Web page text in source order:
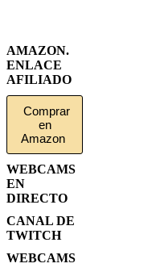
AMAZON.
ENLACE
AFILIADO
Comprar
en
Amazon
WEBCAMS
EN
DIRECTO
CANAL DE
TWITCH
WEBCAMS